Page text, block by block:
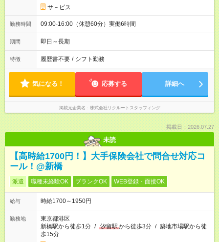
サ－ビス
勤務時間 09:00-16:00（休憩60分）実働6時間
期間 即日～長期
特徴 履歴書不要 / シフト勤務
気になる！ 応募する 詳細へ
掲載元企業名 株式会社リクルートスタッフィング
掲載日：2026.07.27
未読
【高時給1700円！】大手保険会社で問合せ対応コ
ール！@新橋
派遣 職種未経験OK ブランクOK WEB登録・面接OK
給与 時給1700～1950円
勤務地
東京都港区
新橋駅から徒歩1分 / 汐留駅から徒歩3分 / 築地市場駅から徒
歩15分